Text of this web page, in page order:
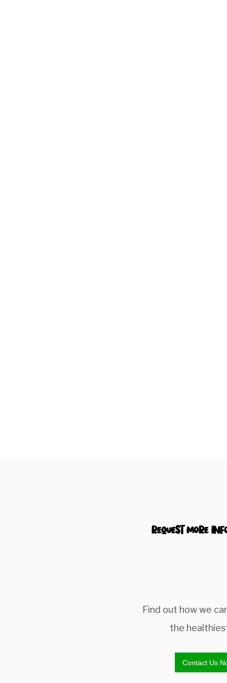
Request more
Find out how we
the
Contact Us